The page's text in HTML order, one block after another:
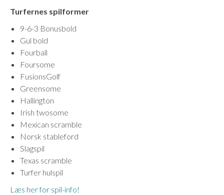
Turfernes spilformer
9-6-3 Bonusbold
Gul bold
Fourball
Foursome
FusionsGolf
Greensome
Hallington
Irish twosome
Mexican scramble
Norsk stableford
Slagspil
Texas scramble
Turfer hulspil
Læs her for spil-info!